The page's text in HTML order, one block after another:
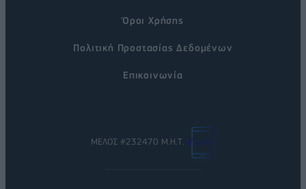
Όροι Χρήσης
Πολιτική Προστασίας Δεδομένων
Επικοινωνία
ΜΕΛΟΣ #232470 Μ.Η.Τ.